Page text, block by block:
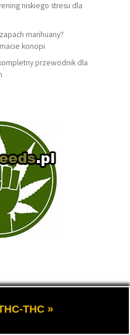
niskiego stresu dla
marihuany?
konopi
przewodnik dla
THC »